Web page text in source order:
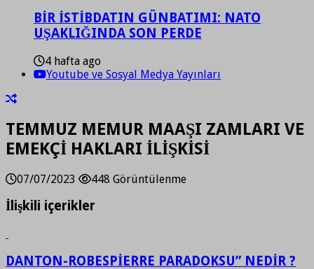
BİR İSTİBDATIN GÜNBATIMI: NATO
UŞAKLIĞINDA SON PERDE
4 hafta ago
Youtube ve Sosyal Medya Yayınları
TEMMUZ MEMUR MAAŞI ZAMLARI VE
EMEKÇİ HAKLARI İLİŞKİSİ
07/07/2023 448 Görüntülenme
İlişkili içerikler
DANTON-ROBESPİERRE PARADOKSU” NEDİR ?